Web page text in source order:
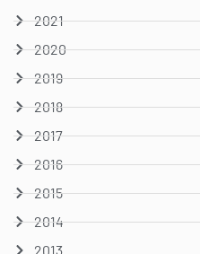
2021
2020
2019
2018
2017
2016
2015
2014
2013